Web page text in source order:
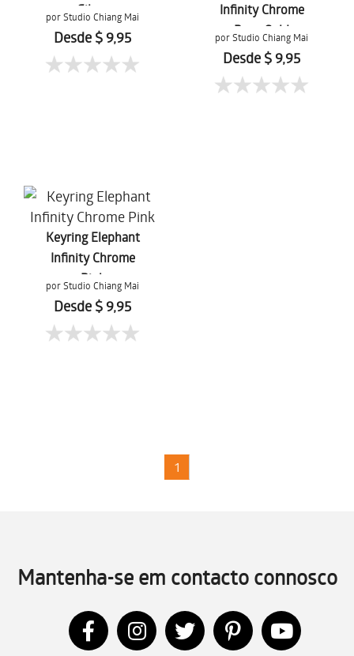
Silver
por Studio Chiang Mai
Desde $ 9,95
Infinity Chrome
Rose Gold
por Studio Chiang Mai
Desde $ 9,95
Keyring Elephant
Infinity Chrome
Pink
por Studio Chiang Mai
Desde $ 9,95
1
Mantenha-se em contacto connosco